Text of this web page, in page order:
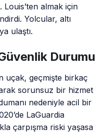
almak için
Yolcular, altı
ulaştı.
Durumu
uçak, geçmişte birkaç
sorunsuz bir hizmet
nedeniyle acil bir
LaGuardia
çarpışma riski yaşasa